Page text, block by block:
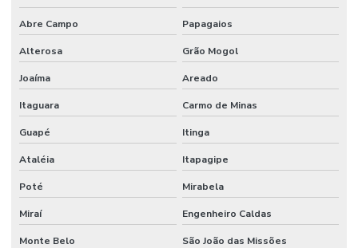
Revestimento Uretano Industrial
Revestimento Uretano Indústrias Alimentícias
Revestimento Uretano Monolítico Para Frigoríficos
Revestimento Uretano Para Indústrias
Revestimento Uretano Para Indústrias Alimentícias Minas Gerais
Revestimento Uretano São Paulo
Abre Campo Papagaios
Alterosa Grão Mogol
Joaíma Areado
Itaguara Carmo de Minas
Guapé Itinga
Ataléia Itapagipe
Poté Mirabela
Miraí Engenheiro Caldas
Monte Belo São João das Missões